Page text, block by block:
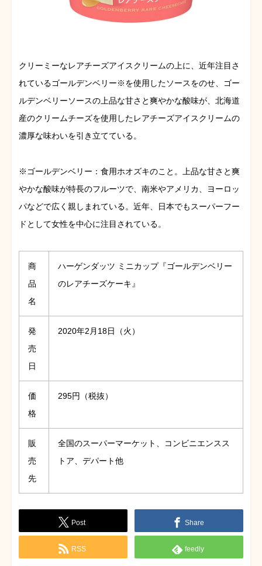
クリーミーなレアチーズアイスクリームの上に、 近年注目さ
れているゴールデンベリー※を使用したソースをのせ、ゴー
ルデンベリーソースの上品な甘さと爽やかな酸味が、 北海道
産のクリームチーズを使用したレアチーズアイスクリームの
濃厚な味わいを引き立てている。
※ゴールデンベリー：食用ホオズキのこと。
上品な甘さと爽
やかな酸味が特長のフルーツで、南米やアメリカ、
ヨーロッ
パなどで広く親しまれている。近年、
日本でもスーパーフー
ドとして女性を中心に注目されている。
商
品
名
ハーゲンダッツ ミニカップ『ゴールデンベリー
のレアチーズケーキ』
発
売
日
2020年2月18日（火）
価
格
295円（税抜）
販
売
先
全国のスーパーマーケット、コンビニエンスス
トア、デパート他
Post Share
RSS feedly